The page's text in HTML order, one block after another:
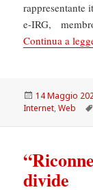
rappresentante
e-IRG,
Continua a
Scritto
il
14 Maggio
Internet,Web
divide